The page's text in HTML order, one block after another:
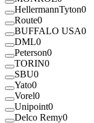
HellermannTyton0
Route0
BUFFALO USA0
DML0
Peterson0
TORIN0
SBU0
Yato0
Vorel0
Unipoint0
Delco Remy0